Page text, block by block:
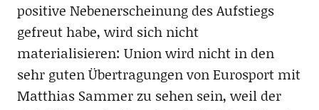
positive Nebenerscheinung des Aufstiegs
gefreut habe, wird sich nicht
materialisieren: Union wird nicht in den
sehr guten Übertragungen von Eurosport mit
Matthias Sammer zu sehen sein, weil der